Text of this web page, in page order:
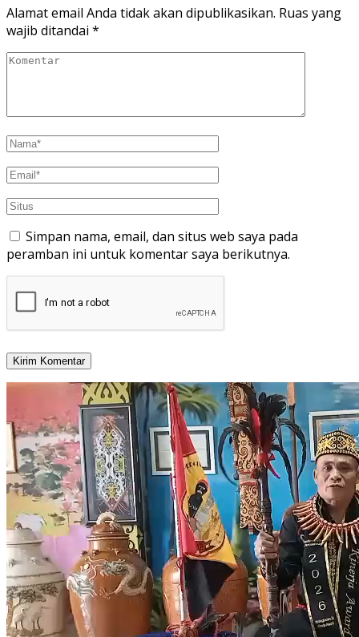
Alamat email Anda tidak akan dipublikasikan. Ruas yang
wajib ditandai *
Simpan nama, email, dan situs web saya pada
peramban ini untuk komentar saya berikutnya.